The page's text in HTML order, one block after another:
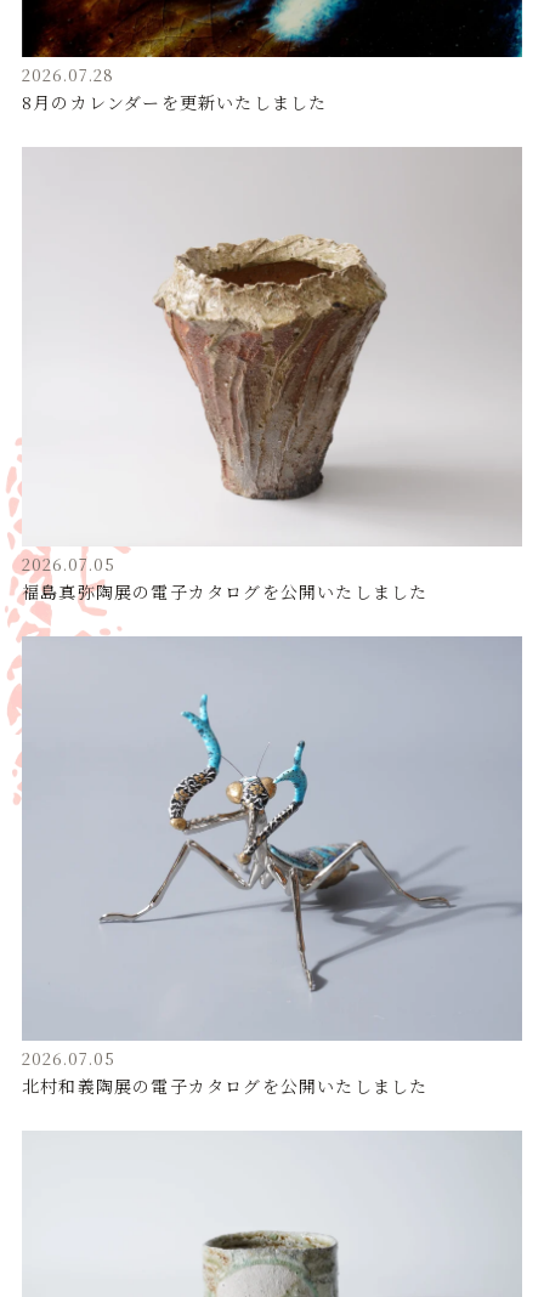
2026.07.28
8月のカレンダーを更新いたしました
2026.07.05
福島真弥陶展の電子カタログを公開いたしました
2026.07.05
北村和義陶展の電子カタログを公開いたしました